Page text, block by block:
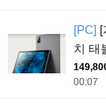
[PC] [
치 태
00:07